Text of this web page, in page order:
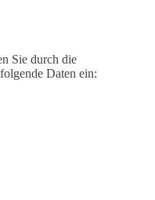
Sie durch die
Daten ein: